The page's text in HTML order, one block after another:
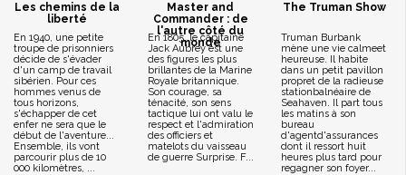
Les chemins de la
liberté
En 1940, une petite
troupe de prisonniers
décide de s'évader
d'un camp de travail
sibérien. Pour ces
hommes venus de
tous horizons,
s'échapper de cet
enfer ne sera que le
début de l'aventure...
Ensemble, ils vont
parcourir plus de 10
000 kilomètres, ...
Master and
Commander : de
l'autre côté du
monde
En 1805, le capitaine
Jack Aubrey est une
des figures les plus
brillantes de la Marine
Royale britannique.
Son courage, sa
ténacité, son sens
tactique lui ont valu le
respect et l'admiration
des officiers et
matelots du vaisseau
de guerre Surprise. F...
The Truman Show
Truman Burbank
mène une vie calmeet
heureuse. Il habite
dans un petit pavillon
propret de la radieuse
stationbalnéaire de
Seahaven. Il part tous
les matins à son
bureau
d'agentd'assurances
dont il ressort huit
heures plus tard pour
regagner son foyer...